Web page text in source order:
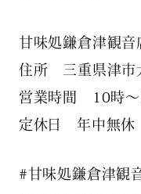
甘味処鎌倉津観音
住所 三重県津市
営業時間 10時
定休日 年中無休
#甘味処鎌倉津観